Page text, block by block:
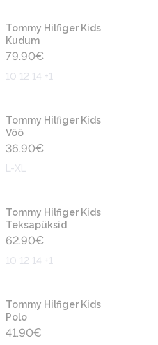
Tommy Hilfiger Kids
Kudum
79.90€
10 12 14 +1
Tommy Hilfiger Kids
Vöö
36.90€
L-XL
Tommy Hilfiger Kids
Teksapüksid
62.90€
10 12 14 +1
Tommy Hilfiger Kids
Polo
41.90€